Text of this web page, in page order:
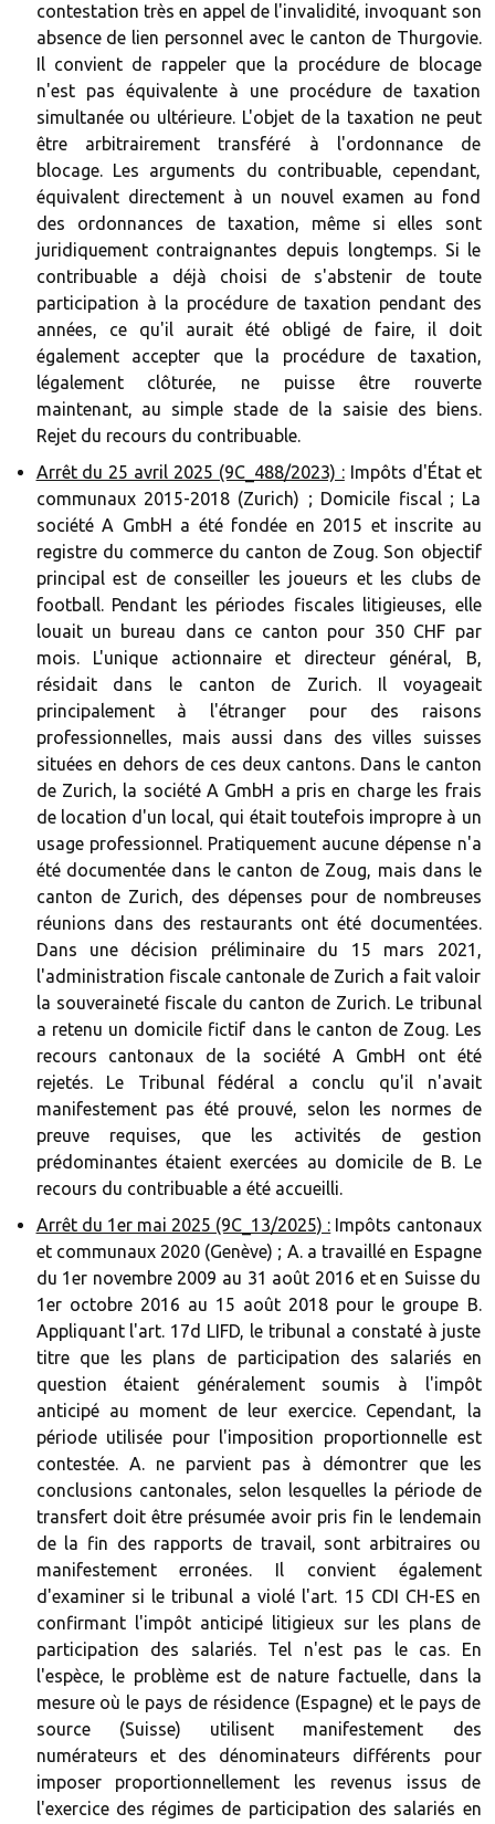
contestation très en appel de l'invalidité, invoquant son
absence de lien personnel avec le canton de Thurgovie.
Il convient de rappeler que la procédure de blocage
n'est pas équivalente à une procédure de taxation
simultanée ou ultérieure. L'objet de la taxation ne peut
être arbitrairement transféré à l'ordonnance de
blocage. Les arguments du contribuable, cependant,
équivalent directement à un nouvel examen au fond
des ordonnances de taxation, même si elles sont
juridiquement contraignantes depuis longtemps. Si le
contribuable a déjà choisi de s'abstenir de toute
participation à la procédure de taxation pendant des
années, ce qu'il aurait été obligé de faire, il doit
également accepter que la procédure de taxation,
légalement clôturée, ne puisse être rouverte
maintenant, au simple stade de la saisie des biens.
Rejet du recours du contribuable.
Arrêt du 25 avril 2025 (9C_488/2023) :Impôts d'État et
communaux 2015-2018 (Zurich) ; Domicile fiscal ; La
société A GmbH a été fondée en 2015 et inscrite au
registre du commerce du canton de Zoug. Son objectif
principal est de conseiller les joueurs et les clubs de
football. Pendant les périodes fiscales litigieuses, elle
louait un bureau dans ce canton pour 350 CHF par
mois. L'unique actionnaire et directeur général, B,
résidait dans le canton de Zurich. Il voyageait
principalement à l'étranger pour des raisons
professionnelles, mais aussi dans des villes suisses
situées en dehors de ces deux cantons. Dans le canton
de Zurich, la société A GmbH a pris en charge les frais
de location d'un local, qui était toutefois impropre à un
usage professionnel. Pratiquement aucune dépense n'a
été documentée dans le canton de Zoug, mais dans le
canton de Zurich, des dépenses pour de nombreuses
réunions dans des restaurants ont été documentées.
Dans une décision préliminaire du 15 mars 2021,
l'administration fiscale cantonale de Zurich a fait valoir
la souveraineté fiscale du canton de Zurich. Le tribunal
a retenu un domicile fictif dans le canton de Zoug. Les
recours cantonaux de la société A GmbH ont été
rejetés. Le Tribunal fédéral a conclu qu'il n'avait
manifestement pas été prouvé, selon les normes de
preuve requises, que les activités de gestion
prédominantes étaient exercées au domicile de B. Le
recours du contribuable a été accueilli.
Arrêt du 1er mai 2025 (9C_13/2025) : Impôts cantonaux
et communaux 2020 (Genève) ; A. a travaillé en Espagne
du 1er novembre 2009 au 31 août 2016 et en Suisse du
1er octobre 2016 au 15 août 2018 pour le groupe B.
Appliquant l'art. 17d LIFD, le tribunal a constaté à juste
titre que les plans de participation des salariés en
question étaient généralement soumis à l'impôt
anticipé au moment de leur exercice. Cependant, la
période utilisée pour l'imposition proportionnelle est
contestée. A. ne parvient pas à démontrer que les
conclusions cantonales, selon lesquelles la période de
transfert doit être présumée avoir pris fin le lendemain
de la fin des rapports de travail, sont arbitraires ou
manifestement erronées. Il convient également
d'examiner si le tribunal a violé l'art. 15 CDI CH-ES en
confirmant l'impôt anticipé litigieux sur les plans de
participation des salariés. Tel n'est pas le cas. En
l'espèce, le problème est de nature factuelle, dans la
mesure où le pays de résidence (Espagne) et le pays de
source (Suisse) utilisent manifestement des
numérateurs et des dénominateurs différents pour
imposer proportionnellement les revenus issus de
l'exercice des régimes de participation des salariés en